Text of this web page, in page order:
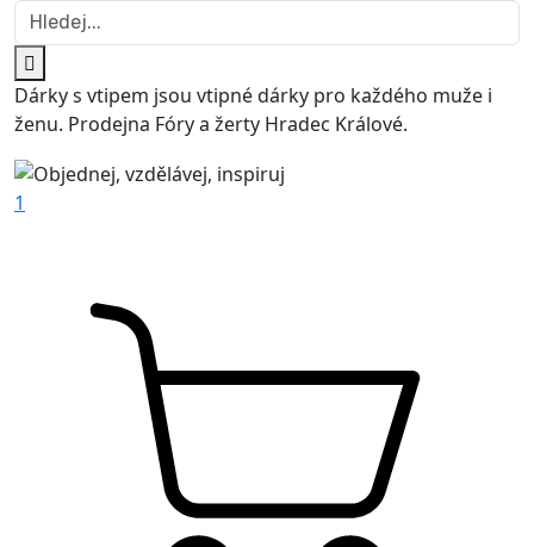
Dárky s vtipem jsou vtipné dárky pro každého muže i
ženu. Prodejna Fóry a žerty Hradec Králové.
1